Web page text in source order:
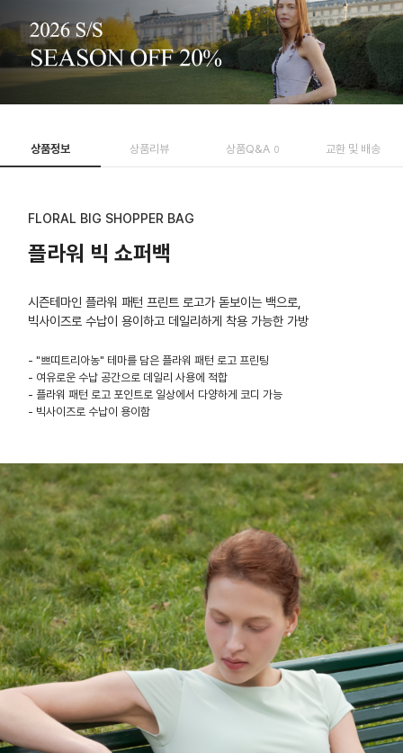
상품정보 상품리뷰 상품Q&A 0 교환 및 배송
FLORAL BIG SHOPPER BAG
플라워 빅 쇼퍼백
시즌테마인 플라워 패턴 프린트 로고가 돋보이는 백으로,
빅사이즈로 수납이 용이하고 데일리하게 착용 가능한 가방
- "쁘띠트리아농" 테마를 담은 플라워 패턴 로고 프린팅
- 여유로운 수납 공간으로 데일리 사용에 적합
- 플라워 패턴 로고 포인트로 일상에서 다양하게 코디 가능
- 빅사이즈로 수납이 용이함